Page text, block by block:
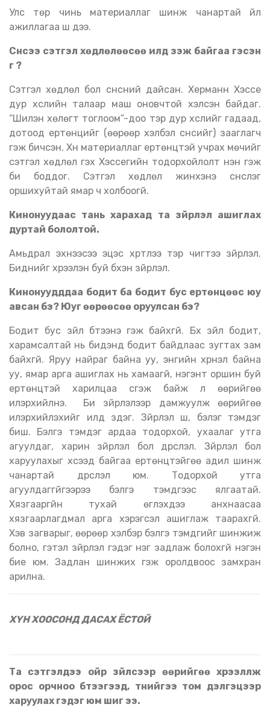
Улс төр чинь материаллаг шинж чанартай үйл
ажиллагаа шүү дээ.
Сүнсээ сэтгэл хөдлөлөөсөө илүүд үзэж байгаа гэсэн
үг үү ?
Сэтгэл хөдлөл бол сүнсний дайсан. Херманн Хэссе
дур хүслийн талаар маш оновчтой хэлсэн байдаг.
“Шилэн хөлөгт тоглоом”-доо тэр дур хүслийг гадаад,
дотоод ертөнцийг (өөрөөр хэлбэл сүнсийг) зааглагч
гэж бичсэн. Хүн материаллаг ертөнцтэй учрах мөчийг
сэтгэл хөдлөл гэх Хэссегийн тодорхойлолт үнэн гэж
би боддог. Сэтгэл хөдлөл жинхэнэ сүнслэг
оршихуйтай ямар ч холбоогүй.
Кинонуудаас тань харахад та зүйрлэл ашиглах
дуртай бололтой.
Амьдрал эхнээсээ эцэс хүртлээ тэр чигтээ зүйрлэл.
Биднийг хүрээлэн буй бүхэн зүйрлэл.
Кинонуудддаа бодит ба бодит бус ертөнцөөс юу
авсан бэ? Юуг өөрөөсөө оруулсан бэ?
Бодит бус зүйл бүтээнэ гэж байхгүй. Бүх зүйл бодит,
харамсалтай нь бидэнд бодит байдлаас зугтах зам
байхгүй. Яруу найраг байна уу, энгийн хүүрнэл байна
уу, ямар арга ашиглах нь хамаагүй, нэгэнт оршин буй
ертөнцтэй харилцаа үүсгэж байж л өөрийгөө
илэрхийлнэ. Би зүйрлэлээр дамжуулж өөрийгөө
илэрхийлэхийг илүүд үздэг. Зүйрлэл шүү, бэлэг тэмдэг
биш. Бэлгэ тэмдэг ардаа тодорхой, ухаалаг утга
агуулдаг, харин зүйрлэл бол дүрслэл. Зүйрлэл бол
харуулахыг хүсээд байгаа ертөнцтэйгөө адил шинж
чанартай дүрслэл юм. Тодорхой утга
агуулдаггүйгээрээ бэлгэ тэмдгээс ялгаатай.
Хязгааргүйн тухай өгүүлэхдээ анхнаасаа
хязгаарлагдмал арга хэрэгсэл ашиглаж таарахгүй.
Хэв загварыг, өөрөөр хэлбэр бэлгэ тэмдгийг шинжиж
болно, гэтэл зүйрлэл гэдэг нэг задлаж болохгүй нэгэн
бие юм. Задлан шинжих гэж оролдвоос замхран
арилна.
ХҮН ХООСОНД ДАСАХ ЁСТОЙ
Та сэтгэлдээ ойр зүйлсээр өөрийгөө хүрээлүүлж
орос орчноо бүтээгээд, түүнийгээ том дэлгэцээр
харуулах гэдэг юм шиг ээ.